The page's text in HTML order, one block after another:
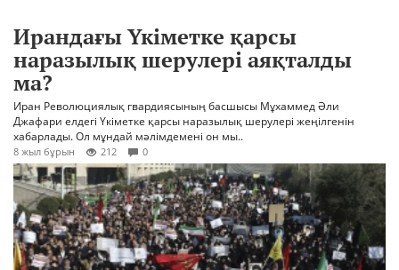
Ирандағы Үкіметке қарсы
наразылық шерулері аяқталды
ма?
Иран Революциялық гвардиясының басшысы Мұхаммед Әли
Джафари елдегі Үкіметке қарсы наразылық шерулері жеңілгенін
хабарлады. Ол мұндай мәлімдемені он мы..
8 жыл бұрын 212 0